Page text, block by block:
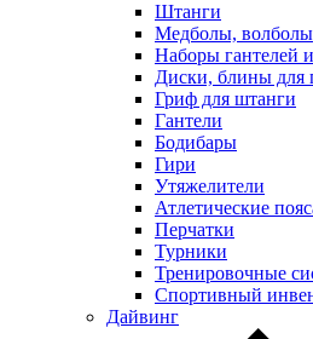
Штанги
Медболы, волболы
Наборы гантелей
Диски, блины для
Гриф для штанги
Гантели
Бодибары
Гири
Утяжелители
Атлетические
Перчатки
Турники
Тренировочные
Спортивный
Дайвинг